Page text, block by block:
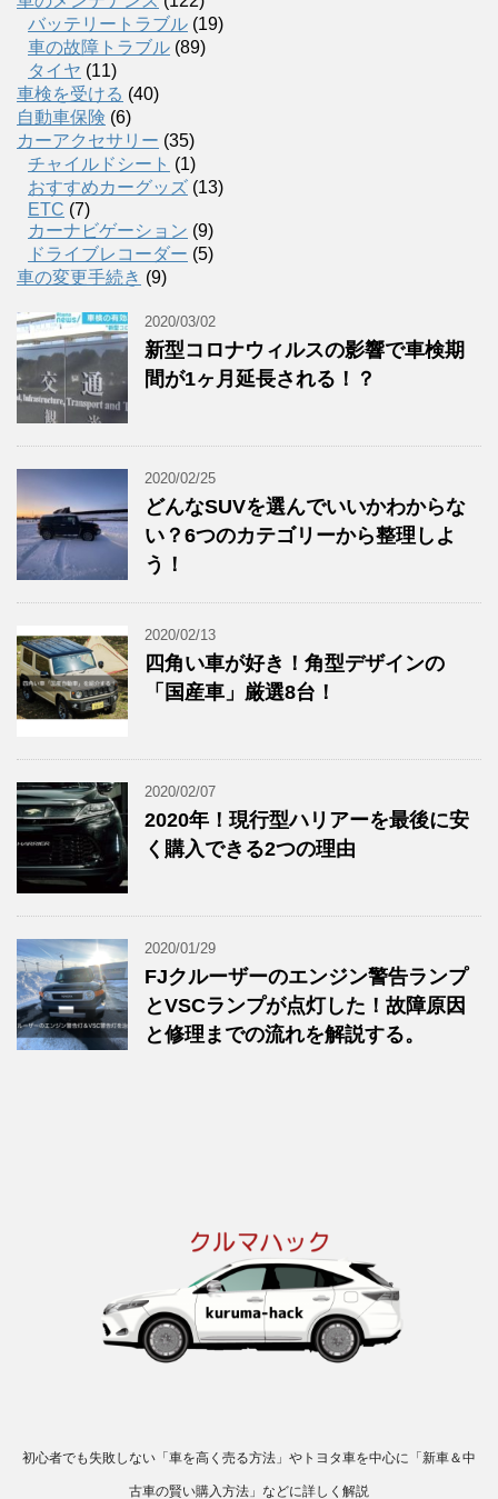
バッテリートラブル (19)
車の故障トラブル (89)
タイヤ (11)
車検を受ける (40)
自動車保険 (6)
カーアクセサリー (35)
チャイルドシート (1)
おすすめカーグッズ (13)
ETC (7)
カーナビゲーション (9)
ドライブレコーダー (5)
車の変更手続き (9)
2020/03/02
新型コロナウィルスの影響で車検期
間が1ヶ月延長される！？
2020/02/25
どんなSUVを選んでいいかわからな
い？6つのカテゴリーから整理しよ
う！
2020/02/13
四角い車が好き！角型デザインの
「国産車」厳選8台！
2020/02/07
2020年！現行型ハリアーを最後に安
く購入できる2つの理由
2020/01/29
FJクルーザーのエンジン警告ランプ
とVSCランプが点灯した！故障原因
と修理までの流れを解説する。
初心者でも失敗しない「車を高く売る方法」やトヨタ車を中心に「新車＆中
古車の賢い購入方法」などに詳しく解説